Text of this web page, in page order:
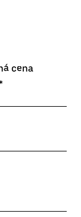
cena